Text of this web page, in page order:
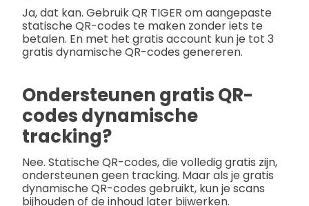
Ja, dat kan. Gebruik QR TIGER om aangepaste
statische QR-codes te maken zonder iets te
betalen. En met het gratis account kun je tot 3
gratis dynamische QR-codes genereren.
Ondersteunen gratis QR-
codes dynamische
tracking?
Nee. Statische QR-codes, die volledig gratis zijn,
ondersteunen geen tracking. Maar als je gratis
dynamische QR-codes gebruikt, kun je scans
bijhouden of de inhoud later bijwerken.